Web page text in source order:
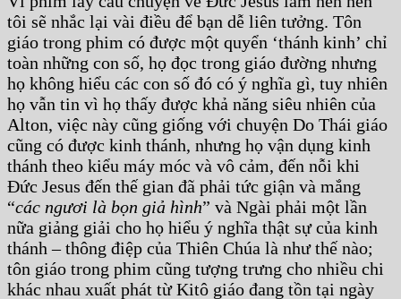
tôi sẽ nhắc lại vài điều để bạn dễ liên tưởng. Tôn
giáo trong phim có được một quyển ‘thánh kinh’ chỉ
toàn những con số, họ đọc trong giáo đường nhưng
họ không hiểu các con số đó có ý nghĩa gì, tuy nhiên
họ vẫn tin vì họ thấy được khả năng siêu nhiên của
Alton, việc này cũng giống với chuyện Do Thái giáo
cũng có được kinh thánh, nhưng họ vận dụng kinh
thánh theo kiểu máy móc và vô cảm, đến nỗi khi
Đức Jesus đến thế gian đã phải tức giận và mắng
“các ngươi là bọn giả hình” và Ngài phải một lần
nữa giảng giải cho họ hiểu ý nghĩa thật sự của kinh
thánh – thông điệp của Thiên Chúa là như thế nào;
tôn giáo trong phim cũng tượng trưng cho nhiều chi
khác nhau xuất phát từ Kitô giáo đang tồn tại ngày